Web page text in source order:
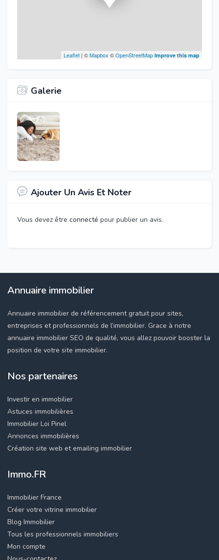
Leaflet | ©Mapbox ©OpenStreetMap Improve this map
Galerie
Ajouter Un Avis Et Noter
Vous devez être connecté pour publier un avis.
Annuaire immobilier
Annuaire immobilier de référencement gratuit pour sites,
entreprises et professionnels de l’immobilier. Grace à notre
annuaire immobilier SEO de qualité, vous allez pouvoir booster la
position de votre site immobilier.
Nos partenaires
Investir en immobilier
Astuces immobilières
Immobilier Loi Pinel
Annonces immobilières
Création site web et emailing immobilier
Immo.FR
Immobilier France
Créer votre vitrine immobilier
Blog Immobilier
Tous les professionnels immobiliers
Mon compte